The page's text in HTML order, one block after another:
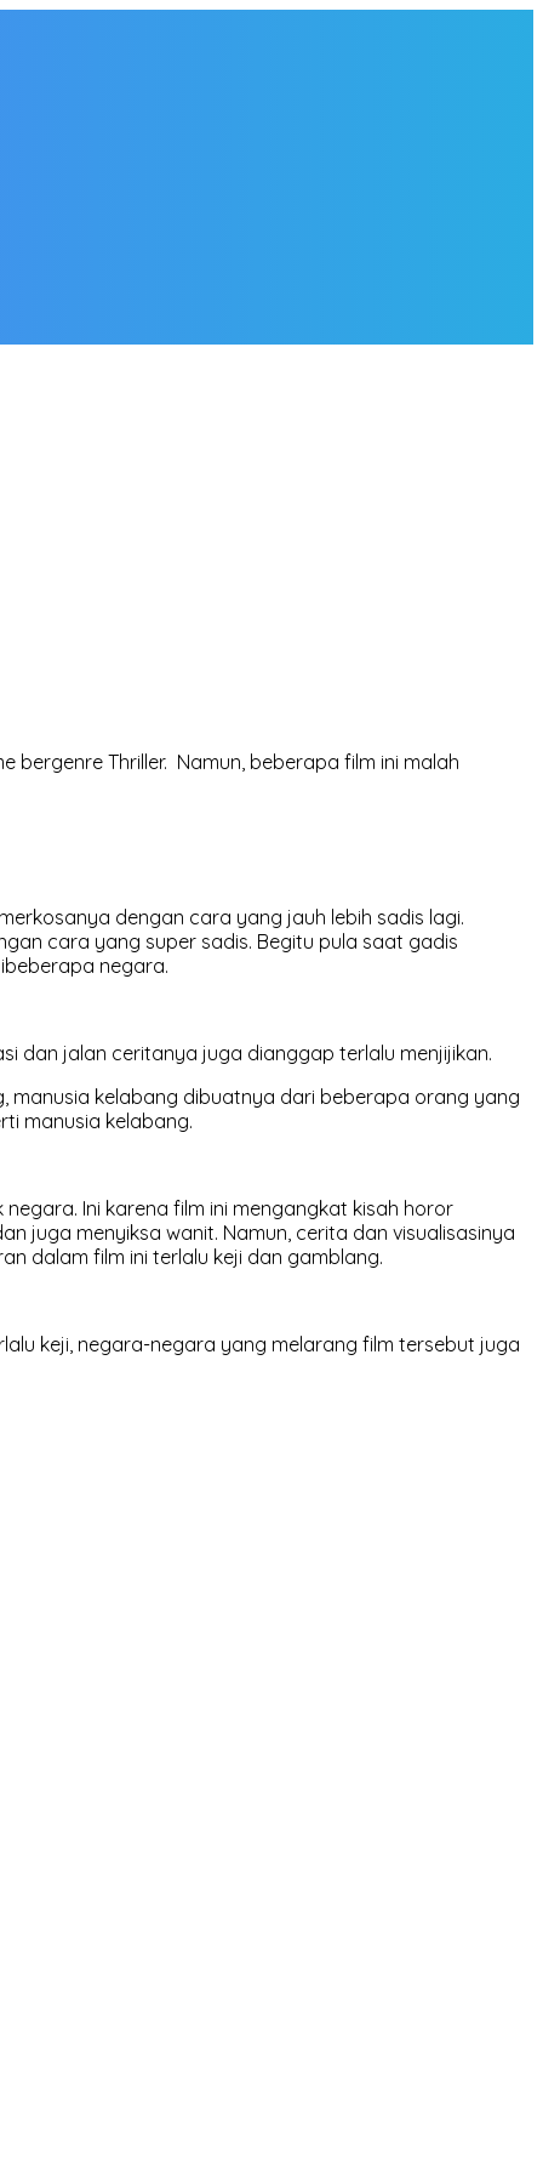
bergenre Thriller. Namun, beberapa film ini malah
dengan cara yang jauh lebih sadis lagi.
cara yang super sadis. Begitu pula saat gadis
negara.
dan jalan ceritanya juga dianggap terlalu menjijikan.
manusia kelabang dibuatnya dari beberapa orang yang
manusia kelabang.
Ini karena film ini mengangkat kisah horor
juga menyiksa wanit. Namun, cerita dan visualisasinya
dalam film ini terlalu keji dan gamblang.
keji, negara-negara yang melarang film tersebut juga